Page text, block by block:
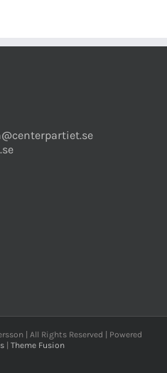
| All Rights Reserved | Powered
| Theme Fusion